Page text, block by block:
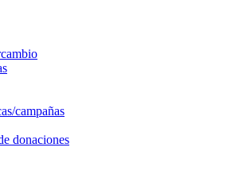
campañas
donaciones